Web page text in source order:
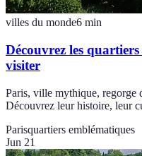
villes du monde6 min
Découvrez les
visiter
Paris, ville mythique, regorge
Découvrez leur histoire, leur
Parisquartiers emblématiques
Jun 21